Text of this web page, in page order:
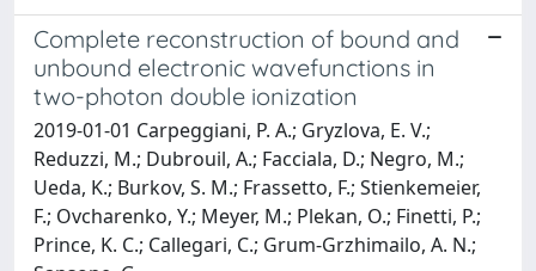
Complete reconstruction of bound and
unbound electronic wavefunctions in
two-photon double ionization
2019-01-01 Carpeggiani, P. A.; Gryzlova, E. V.;
Reduzzi, M.; Dubrouil, A.; Facciala, D.; Negro, M.;
Ueda, K.; Burkov, S. M.; Frassetto, F.; Stienkemeier,
F.; Ovcharenko, Y.; Meyer, M.; Plekan, O.; Finetti, P.;
Prince, K. C.; Callegari, C.; Grum-Grzhimailo, A. N.;